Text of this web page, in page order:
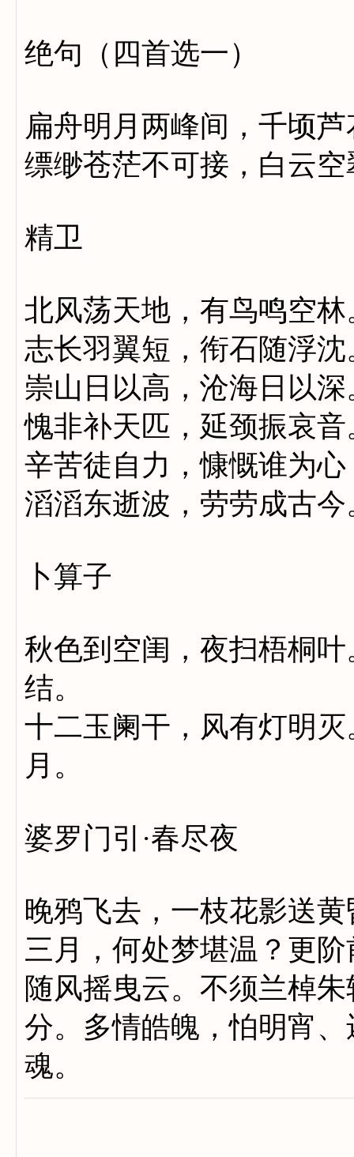
绝句（四首选一）
扁舟明月两峰间，千顷
缥缈苍茫不可接，白云
精卫
北风荡天地，有鸟鸣空林
志长羽翼短，衔石随浮沈
崇山日以高，沧海日以深
愧非补天匹，延颈振哀音
辛苦徒自力，慷慨谁为心
滔滔东逝波，劳劳成古今
卜算子
秋色到空闺，夜扫梧桐
结。
十二玉阑干，风有灯明
月。
婆罗门引·春尽夜
晚鸦飞去，一枝花影送
三月，何处梦堪温？更
随风摇曳云。不须兰棹
分。多情皓魄，怕明宵
魂。